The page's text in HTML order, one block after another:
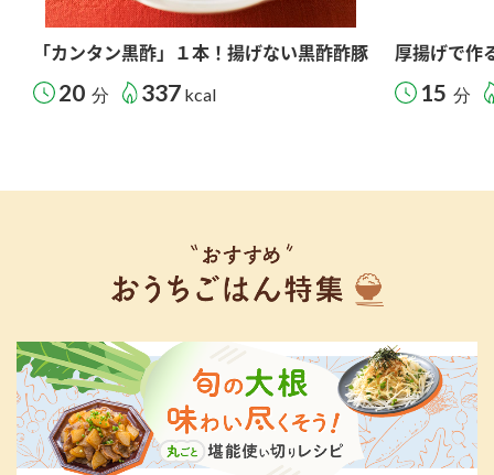
「カンタン黒酢」１本！揚げない黒酢酢豚
20 分 337 kcal
厚揚げで作
15 分